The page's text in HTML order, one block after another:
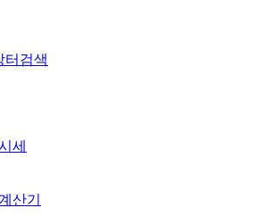
터 검색
세
산기